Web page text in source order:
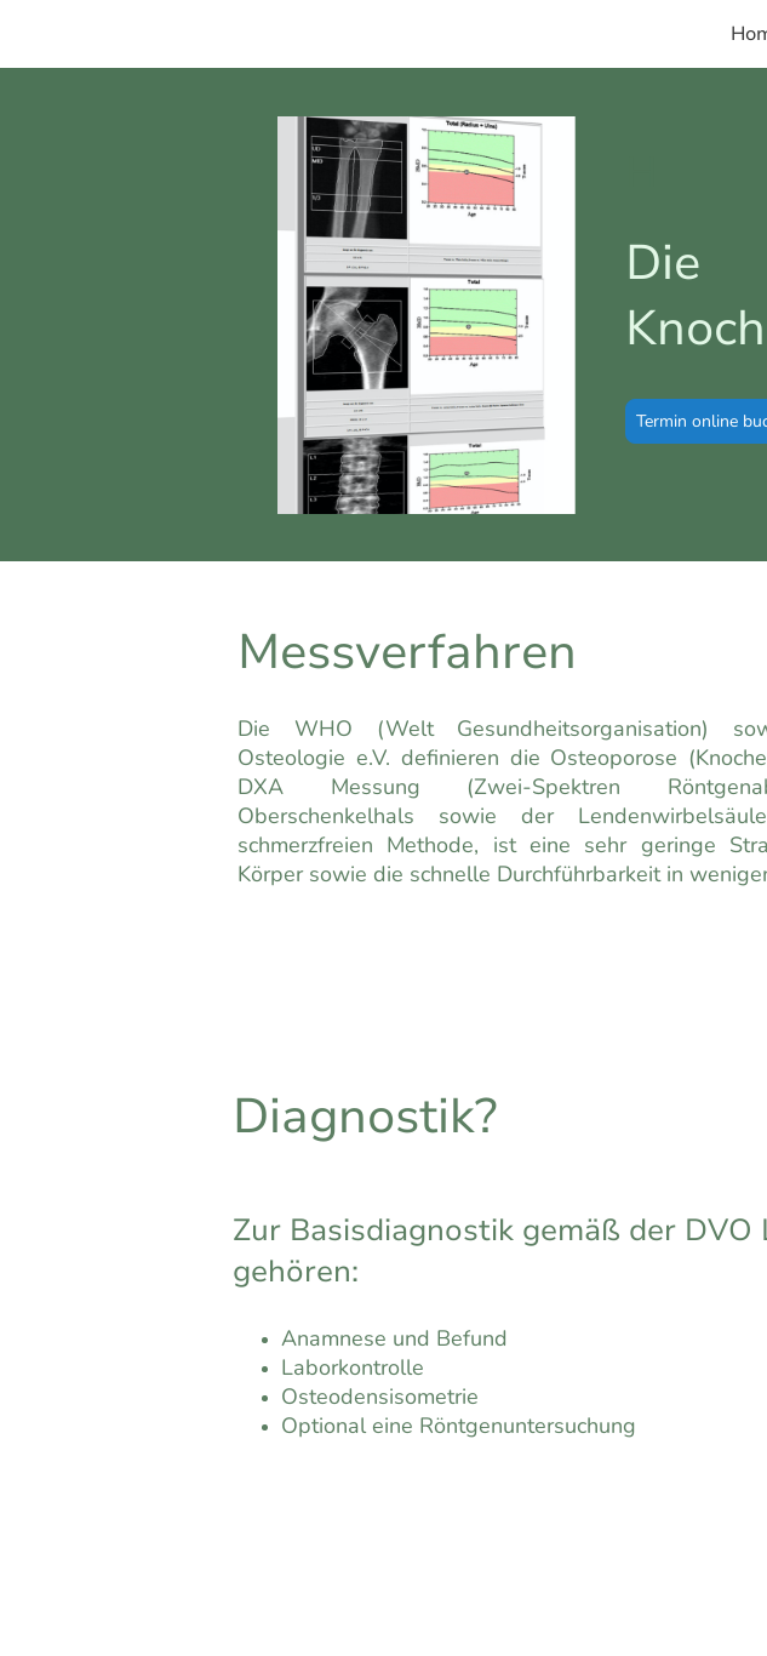
Die
Termin online
Messverfahren
Die WHO (Welt Gesundheitsorganisation)
Osteologie e.V. definieren die Osteoporose
DXA Messung (Zwei-Spektren
Oberschenkelhals sowie der
schmerzfreien Methode, ist eine sehr geringe
Körper sowie die schnelle Durchführbarkeit in
Diagnostik?
Zur Basisdiagnostik gemäß der DVO
gehören:
Anamnese und Befund
Laborkontrolle
Osteodensisometrie
Optional eine Röntgenuntersuchung